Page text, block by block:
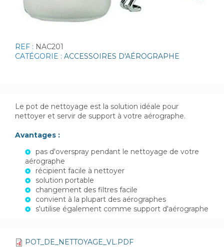
REF : NAC201
CATÉGORIE : ACCESSOIRES D'AÉROGRAPHE
Le pot de nettoyage est la solution idéale pour
nettoyer et servir de support à votre aérographe.
Avantages :
pas d'overspray pendant le nettoyage de votre
aérographe
récipient facile à nettoyer
solution portable
changement des filtres facile
convient à la plupart des aérographes
s'utilise également comme support d'aérographe
POT_DE_NETTOYAGE_VL.PDF